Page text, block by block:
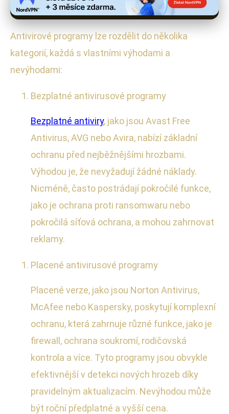
Antivirové programy lze rozdělit do několika
kategorií, každá s vlastními výhodami a
nevýhodami:
Bezplatné antivirusové programy
Bezplatné antiviry, jako jsou Avast Free
Antivirus, AVG nebo Avira, nabízí základní
ochranu před nejběžnějšími hrozbami.
Výhodou je, že nevyžadují žádné náklady.
Nicméně, často postrádají pokročilé funkce,
jako je ochrana proti ransomwaru nebo
pokročilá síťová ochrana, a mohou zahrnovat
reklamy.
Placené antivirusové programy
Placené verze, jako jsou Norton Antivirus,
McAfee nebo Kaspersky, poskytují komplexní
ochranu, která zahrnuje různé funkce, jako je
firewall, ochrana soukromí, rodičovská
kontrola a více. Tyto programy jsou obvykle
efektivnější v detekci nových hrozeb díky
pravidelným aktualizacím. Nevýhodou může
být roční předplatné a vyšší cena.